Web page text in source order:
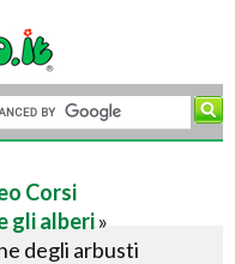
Corsi
gli alberi»
degli arbusti